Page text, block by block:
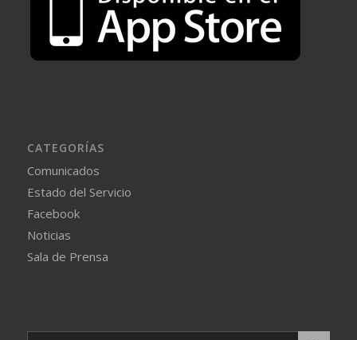
CATEGORÍAS
Comunicados
Estado del Servicio
Facebook
Noticias
Sala de Prensa